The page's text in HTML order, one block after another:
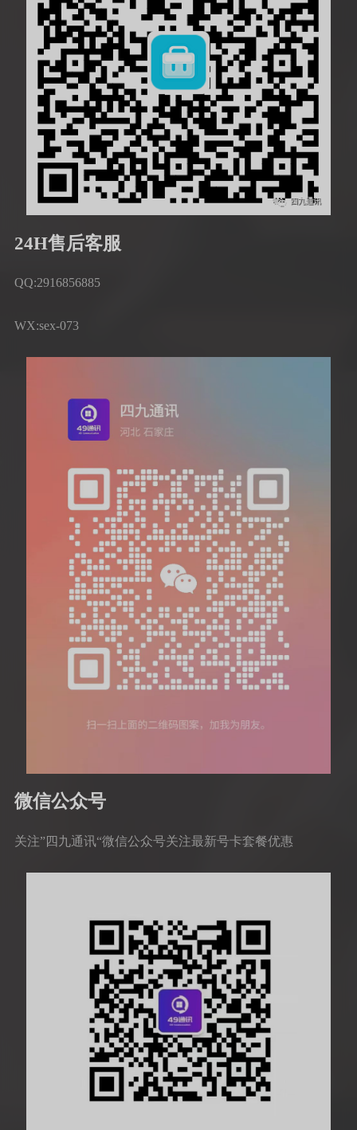
24H售后客服
QQ:2916856885
WX:sex-073
微信公众号
关注”四九通讯“微信公众号关注最新号卡套餐优惠